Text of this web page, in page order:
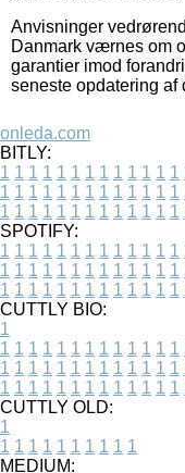
Anvisninger
Danmark værnes om
garantier imod
seneste opdatering af
onleda.com
BITLY:
1 1 1 1 1 1 1 1 1 1 1 1 1
1 1 1 1 1 1 1 1 1 1 1 1 1
1 1 1 1 1 1 1 1 1 1 1 1 1
SPOTIFY:
1 1 1 1 1 1 1 1 1 1 1 1 1
1 1 1 1 1 1 1 1 1 1 1 1 1
1 1 1 1 1 1 1 1 1 1 1 1 1
CUTTLY BIO:
1
1 1 1 1 1 1 1 1 1 1 1 1 1
1 1 1 1 1 1 1 1 1 1 1 1 1
1 1 1 1 1 1 1 1 1 1 1 1 1
CUTTLY OLD:
1
1 1 1 1 1 1 1 1 1 1
MEDIUM: